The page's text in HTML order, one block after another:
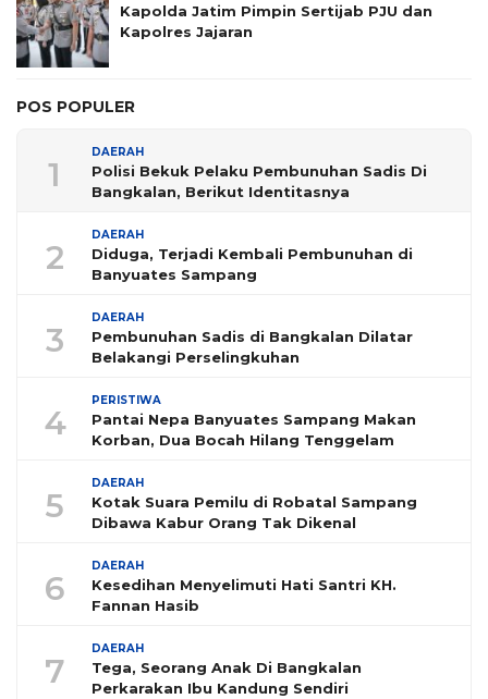
Kapolda Jatim Pimpin Sertijab PJU dan
Kapolres Jajaran
POS POPULER
1
DAERAH
Polisi Bekuk Pelaku Pembunuhan Sadis Di
Bangkalan, Berikut Identitasnya
2
DAERAH
Diduga, Terjadi Kembali Pembunuhan di
Banyuates Sampang
3
DAERAH
Pembunuhan Sadis di Bangkalan Dilatar
Belakangi Perselingkuhan
4
PERISTIWA
Pantai Nepa Banyuates Sampang Makan
Korban, Dua Bocah Hilang Tenggelam
5
DAERAH
Kotak Suara Pemilu di Robatal Sampang
Dibawa Kabur Orang Tak Dikenal
6
DAERAH
Kesedihan Menyelimuti Hati Santri KH.
Fannan Hasib
7
DAERAH
Tega, Seorang Anak Di Bangkalan
Perkarakan Ibu Kandung Sendiri